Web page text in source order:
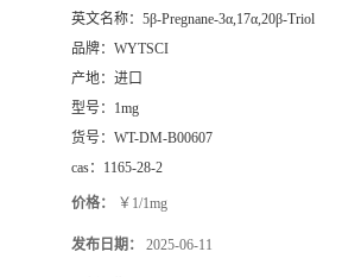
英文名称： 5β-Pregnane-3α,17α,20β-Triol
品牌： WYTSCI
产地： 进口
型号： 1mg
货号： WT-DM-B00607
cas： 1165-28-2
价格： ￥1/1mg
发布日期： 2025-06-11